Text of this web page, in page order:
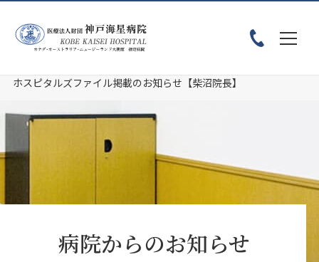
ホスピタルズファイル掲載のお知らせ【柴沼院長】
病院からのお知らせ